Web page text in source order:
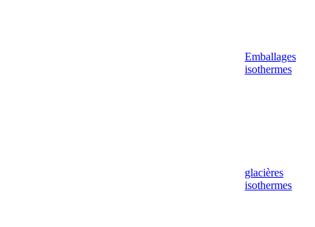
Emballages
isothermes
glacières
isothermes